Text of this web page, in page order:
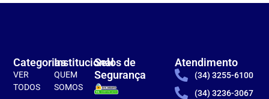
Institucional
QUEM
SOMOS
Categorias
VER
TODOS
Atendimento
(34) 3255-6100
(34) 3236-3067
Selos de
Segurança